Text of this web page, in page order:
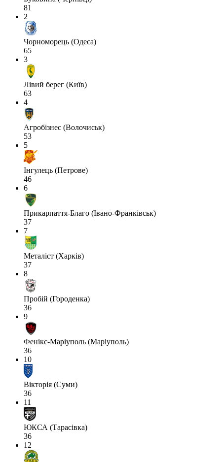
81
2
Чорноморець (Одеса)
65
3
Лівий берег (Київ)
63
4
Агробізнес (Волочиськ)
53
5
Інгулець (Петрове)
46
6
Прикарпаття-Благо (Івано-Франківськ)
37
7
Металіст (Харків)
37
8
Пробій (Городенка)
36
9
Фенікс-Маріуполь (Маріуполь)
36
10
Вікторія (Суми)
36
11
ЮКСА (Тарасівка)
36
12